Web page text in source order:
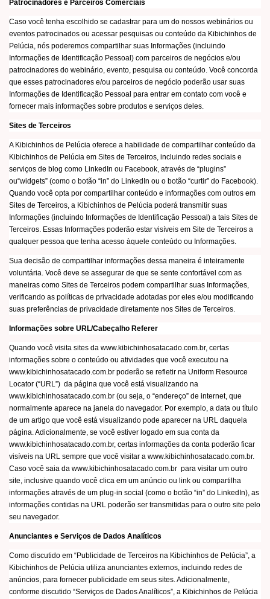
Patrocinadores e Parceiros Comerciais
Caso você tenha escolhido se cadastrar para um do nossos webinários ou
eventos patrocinados ou acessar pesquisas ou conteúdo da Kibichinhos de
Pelúcia, nós poderemos compartilhar suas Informações (incluindo
Informações de Identificação Pessoal) com parceiros de negócios e/ou
patrocinadores do webinário, evento, pesquisa ou conteúdo. Você concorda
que esses patrocinadores e/ou parceiros de negócio poderão usar suas
Informações de Identificação Pessoal para entrar em contato com você e
fornecer mais informações sobre produtos e serviços deles.
Sites de Terceiros
A Kibichinhos de Pelúcia oferece a habilidade de compartilhar conteúdo da
Kibichinhos de Pelúcia em Sites de Terceiros, incluindo redes sociais e
serviços de blog como LinkedIn ou Facebook, através de “plugins”
ou“widgets” (como o botão “in” do LinkedIn ou o botão “curtir” do Facebook).
Quando você opta por compartilhar conteúdo e informações com outros em
Sites de Terceiros, a Kibichinhos de Pelúcia poderá transmitir suas
Informações (incluindo Informações de Identificação Pessoal) a tais Sites de
Terceiros. Essas Informações poderão estar visíveis em Site de Terceiros a
qualquer pessoa que tenha acesso àquele conteúdo ou Informações.
Sua decisão de compartilhar informações dessa maneira é inteiramente
voluntária. Você deve se assegurar de que se sente confortável com as
maneiras como Sites de Terceiros podem compartilhar suas Informações,
verificando as políticas de privacidade adotadas por eles e/ou modificando
suas preferências de privacidade diretamente nos Sites de Terceiros.
Informações sobre URL/Cabeçalho Referer
Quando você visita sites da www.kibichinhosatacado.com.br, certas
informações sobre o conteúdo ou atividades que você executou na
www.kibichinhosatacado.com.br poderão se refletir na Uniform Resource
Locator (“URL”) da página que você está visualizando na
www.kibichinhosatacado.com.br (ou seja, o “endereço” de internet, que
normalmente aparece na janela do navegador. Por exemplo, a data ou título
de um artigo que você está visualizando pode aparecer na URL daquela
página. Adicionalmente, se você estiver logado em sua conta da
www.kibichinhosatacado.com.br, certas informações da conta poderão ficar
visíveis na URL sempre que você visitar a www.kibichinhosatacado.com.br.
Caso você saia da www.kibichinhosatacado.com.br para visitar um outro
site, inclusive quando você clica em um anúncio ou link ou compartilha
informações através de um plug-in social (como o botão “in” do LinkedIn), as
informações contidas na URL poderão ser transmitidas para o outro site pelo
seu navegador.
Anunciantes e Serviços de Dados Analíticos
Como discutido em “Publicidade de Terceiros na Kibichinhos de Pelúcia”, a
Kibichinhos de Pelúcia utiliza anunciantes externos, incluindo redes de
anúncios, para fornecer publicidade em seus sites. Adicionalmente,
conforme discutido “Serviços de Dados Analíticos”, a Kibichinhos de Pelúcia